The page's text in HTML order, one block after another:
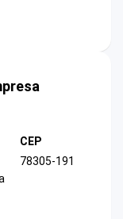
CEP
78305-191